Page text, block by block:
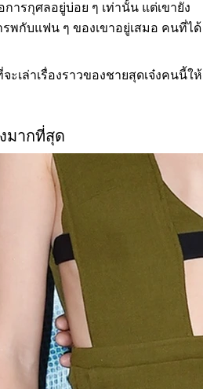
ารกุศลอยู่บ่อย ๆ เท่านั้น แต่เขายัง
พกับแฟน ๆ ของเขาอยู่เสมอ คนที่ได้
เล่าเรื่องราวของชายสุดเจ๋งคนนี้ให้
มากที่สุด